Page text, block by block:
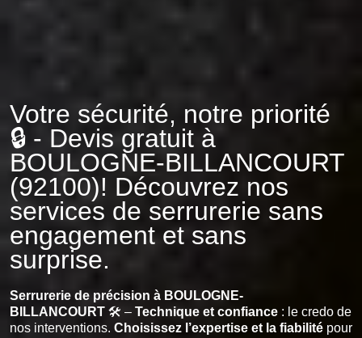
Votre sécurité, notre priorité
🔒 - Devis gratuit à
BOULOGNE-BILLANCOURT
(92100)! Découvrez nos
services de serrurerie sans
engagement et sans
surprise.
Serrurerie de précision à BOULOGNE-
BILLANCOURT 🛠️ – Technique et confiance : le credo de
nos interventions. Choisissez l’expertise et la fiabilité pour